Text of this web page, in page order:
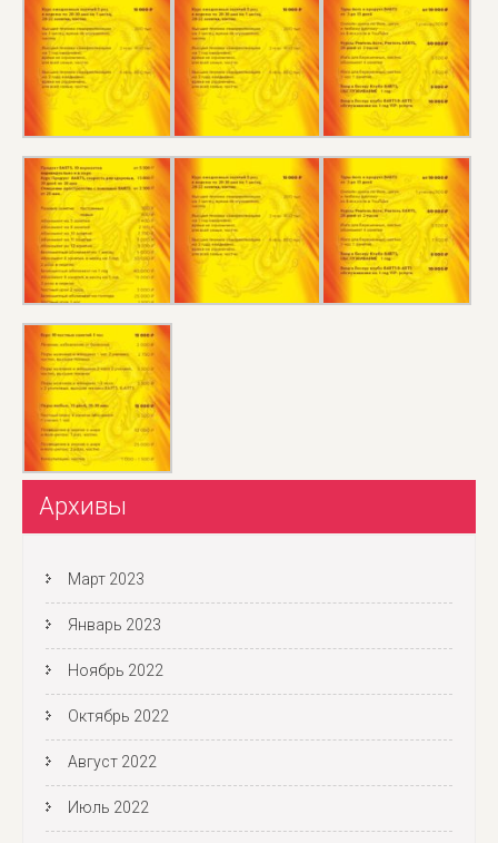
Архивы
Март 2023
Январь 2023
Ноябрь 2022
Октябрь 2022
Август 2022
Июль 2022